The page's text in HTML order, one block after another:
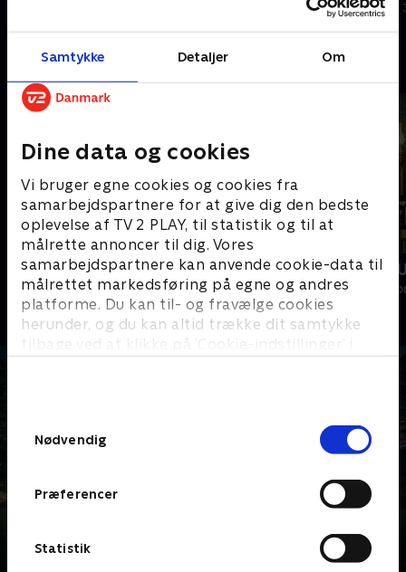
Samtykke Detaljer Om
Dine data og cookies
Vi bruger egne cookies og cookies fra
samarbejdspartnere for at give dig den bedste
oplevelse af TV 2 PLAY, til statistik og til at
målrette annoncer til dig. Vores
samarbejdspartnere kan anvende cookie-data til
målrettet markedsføring på egne og andres
platforme. Du kan til- og fravælge cookies
herunder, og du kan altid trække dit samtykke
tilbage ved at klikke på ’Cookie-indstillinger’ i
Nødvendig
Præferencer
Statistik
fodboldhold
31. oktober 2005 • 30 min
Andre så også
Zulu HK
Reality • 1 sæsoner
Forræder -
Reality • 3